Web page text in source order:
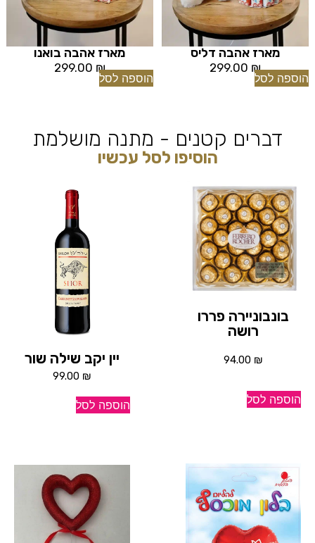
מארז אהבה דליס
299.00 ₪
הוספה לסל
מארז אהבה בואנו
299.00 ₪
הוספה לסל
דברים קטנים - מתנה מושלמת
הוסיפו לסל עכשיו
בונבוניירה פררו
רושה
94.00 ₪
הוספה לסל
יין יקב שילה שור
99.00 ₪
הוספה לסל